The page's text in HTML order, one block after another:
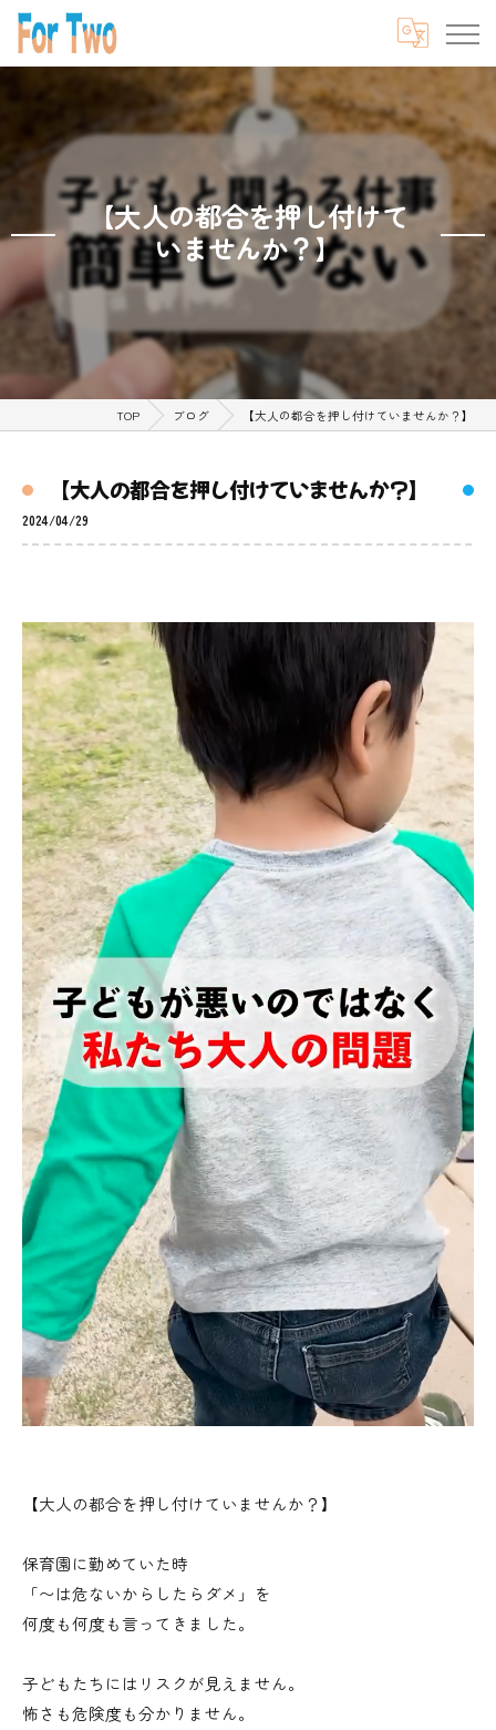
【大人の都合を押し付けて
いませんか？】
TOP ブログ 【大人の都合を押し付けていませんか？】
【大人の都合を押し付けていませんか？】
2024/04/29
【大人の都合を押し付けていませんか？】
保育園に勤めていた時
「〜は危ないからしたらダメ」を
何度も何度も言ってきました。
子どもたちにはリスクが見えません。
怖さも危険度も分かりません。